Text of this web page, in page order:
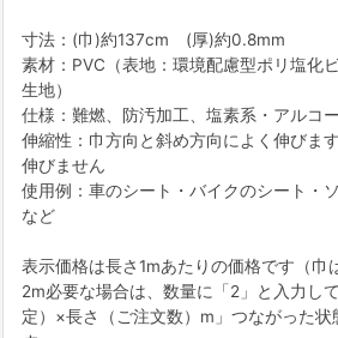
寸法：(巾)約137cm (厚)約0.8mm
素材：PVC（表地：環境配慮型ポリ塩化
生地）
仕様：難燃、防汚加工、塩素系・アルコ
伸縮性：巾方向と斜め方向によく伸びま
伸びません
使用例：車のシート・バイクのシート・
など
表示価格は長さ1mあたりの価格です（巾
2m必要な場合は、数量に「2」と入力し
定）×長さ（ご注文数）m」つながった状